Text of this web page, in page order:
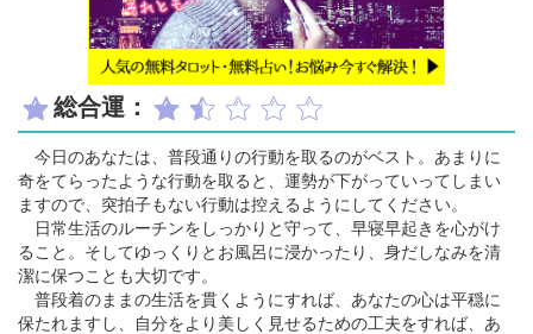
総合運：
今日のあなたは、普段通りの行動を取るのがベスト。あまりに
奇をてらったような行動を取ると、運勢が下がっていってしまい
ますので、突拍子もない行動は控えるようにしてください。
日常生活のルーチンをしっかりと守って、早寝早起きを心がけ
ること。そしてゆっくりとお風呂に浸かったり、身だしなみを清
潔に保つことも大切です。
普段着のままの生活を貫くようにすれば、あなたの心は平穏に
保たれますし、自分をより美しく見せるための工夫をすれば、あ